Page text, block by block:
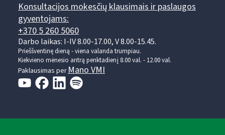
Konsultacijos mokesčių klausimais ir paslaugos
gyventojams:
+370 5 260 5060
Darbo laikas: I-IV 8.00-17.00, V 8.00-15.45.
Prieššventinę dieną - viena valanda trumpiau.
Kiekvieno mėnesio antrą penktadienį 8.00 val. - 12.00 val.
Paklausimas perMano VMI